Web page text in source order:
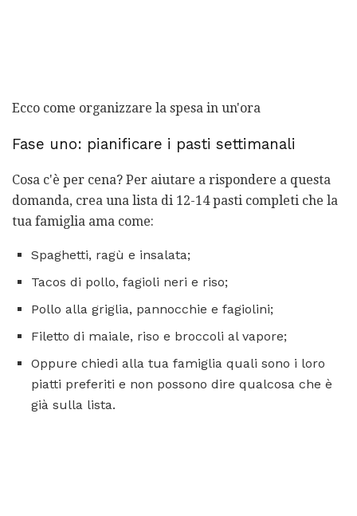
Ecco come organizzare la spesa in un'ora
Fase uno: pianificare i pasti settimanali
Cosa c'è per cena? Per aiutare a rispondere a questa
domanda, crea una lista di 12-14 pasti completi che la
tua famiglia ama come:
Spaghetti, ragù e insalata;
Tacos di pollo, fagioli neri e riso;
Pollo alla griglia, pannocchie e fagiolini;
Filetto di maiale, riso e broccoli al vapore;
Oppure chiedi alla tua famiglia quali sono i loro
piatti preferiti e non possono dire qualcosa che è
già sulla lista.